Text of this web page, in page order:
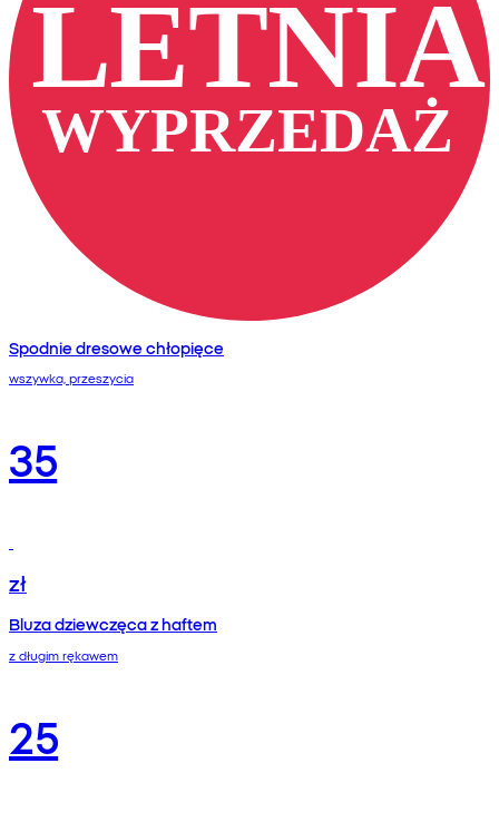
Spodnie dresowe chłopięce
wszywka, przeszycia
35
zł
Bluza dziewczęca z haftem
z długim rękawem
25